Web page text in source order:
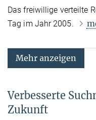
Das freiwillige verteilte
Tag im Jahr 2005.
Mehr anzeigen
Verbesserte
Zukunft